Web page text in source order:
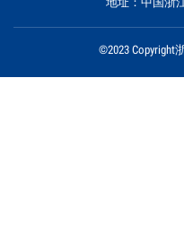
©2023 Copyright